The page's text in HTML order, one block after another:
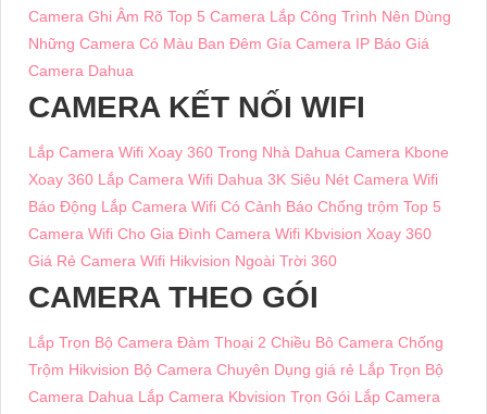
Camera Ghi Âm Rõ Top 5 Camera Lắp Công Trình Nên Dùng
Những Camera Có Màu Ban Đêm Gía Camera IP Báo Giá
Camera Dahua
CAMERA KẾT NỐI WIFI
Lắp Camera Wifi Xoay 360 Trong Nhà Dahua Camera Kbone
Xoay 360 Lắp Camera Wifi Dahua 3K Siêu Nét Camera Wifi
Báo Động Lắp Camera Wifi Có Cảnh Báo Chống trộm Top 5
Camera Wifi Cho Gia Đình Camera Wifi Kbvision Xoay 360
Giá Rẻ Camera Wifi Hikvision Ngoài Trời 360
CAMERA THEO GÓI
Lắp Trọn Bộ Camera Đàm Thoại 2 Chiều Bô Camera Chống
Trộm Hikvision Bộ Camera Chuyên Dụng giá rẻ Lắp Trọn Bộ
Camera Dahua Lắp Camera Kbvision Trọn Gói Lắp Camera